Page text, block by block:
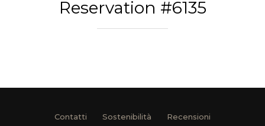
Reservation #6135
Contatti Sostenibilità
Recensioni